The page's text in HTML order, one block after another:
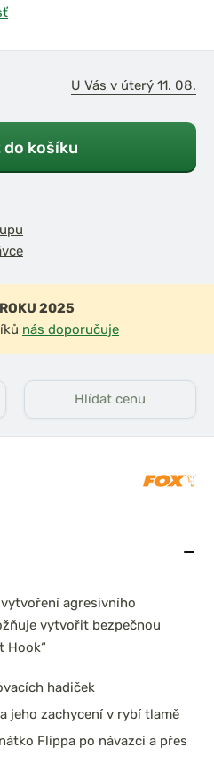
agresivního
vytvořit bezpečnou
Hook“
hadiček
jeho zachycení v rybí tlamě
Flippa po návazci a přes
U Vás v úterý 11. 08.
košíku
2025
nás doporučuje
Hlídat cenu